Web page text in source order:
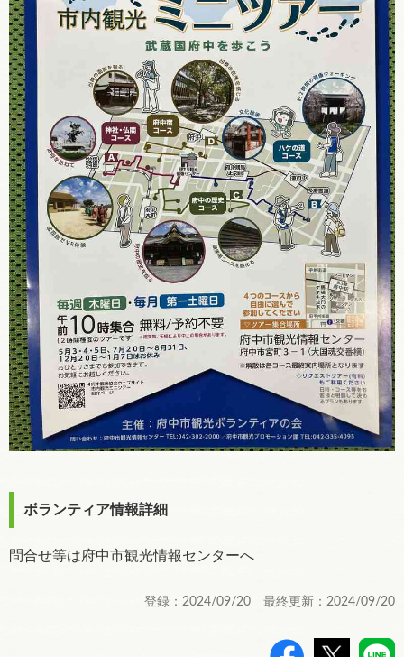
ボランティア情報詳細
問合せ等は府中市観光情報センターへ
登録：2024/09/20 最終更新：2024/09/20